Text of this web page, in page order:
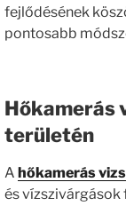
fejlődésének
pontosabb
Hőkamerás
területén
A hőkamerás
és vízszivárgások